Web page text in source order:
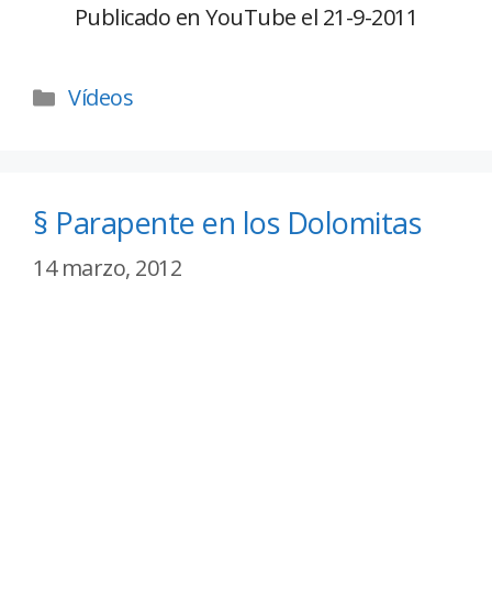
Publicado en YouTube el 21-9-2011
Vídeos
§ Parapente en los Dolomitas
14 marzo, 2012